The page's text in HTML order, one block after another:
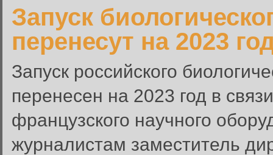
Запуск
перенесут на 2023
Запуск российского
перенесен на 2023 год в
французского научного
журналистам заместитель